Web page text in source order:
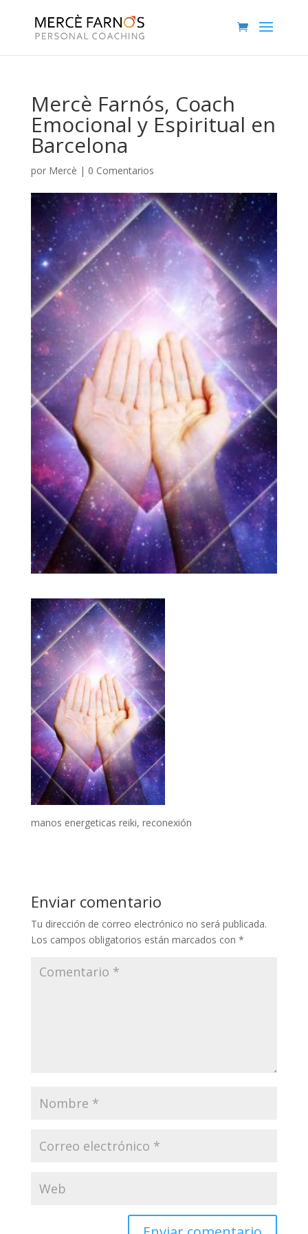
Mercè Farnós, Coach
Emocional y Espiritual en
Barcelona
por Mercè | 0 Comentarios
manos energeticas reiki, reconexión
Enviar comentario
Tu dirección de correo electrónico no será publicada.
Los campos obligatorios están marcados con *